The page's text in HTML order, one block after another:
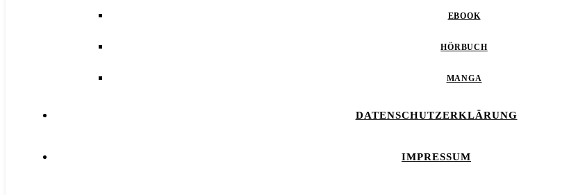
EBOOK
HÖRBUCH
MANGA
DATENSCHUTZERKLÄRUNG
IMPRESSUM